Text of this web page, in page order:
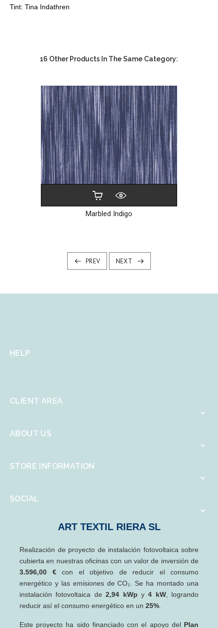
Tint: Tina Indathren
16 Other Products In The Same Category:
Marbled Indigo
PREV NEXT
HELP
CLIENT AREA

ABOUT US

STORE INFORMATION

SOCIAL

ART TEXTIL RIERA SL
Realización de proyecto de instalación fotovoltaica sobre
cubierta en nuestras oficinas con un valor de inversión de
3.596,00 €con el objetivo de reducir el consumo
energético y las emisiones de CO₂. Se ha montado una
instalación fotovoltaica de2,94 kWp y4 kW, logrando
reducir así el consumo energético en un 25%
Este proyecto ha sido financiado con el apoyo del Plan